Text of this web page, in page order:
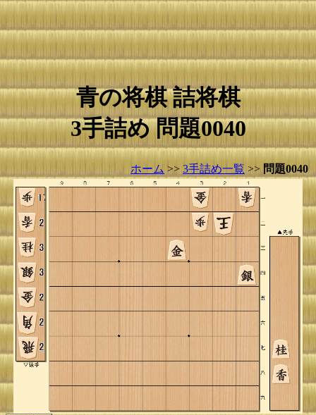
青の将棋 詰将棋
3手詰め 問題0040
ホーム >> 3手詰め一覧 >> 問題0040